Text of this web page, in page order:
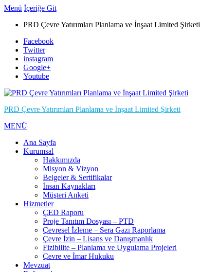
Menü İçeriğe Git
PRD Çevre Yatırımları Planlama ve İnşaat Limited Şirketi
Facebook
Twitter
instagram
Google+
Youtube
PRD Çevre Yatırımları Planlama ve İnşaat Limited Şirketi
MENÜ
Ana Sayfa
Kurumsal
Hakkımızda
Misyon & Vizyon
Belgeler & Sertifikalar
İnsan Kaynakları
Müşteri Anketi
Hizmetler
ÇED Raporu
Proje Tanıtım Dosyası – PTD
Çevresel İzleme – Sera Gazı Raporlama
Çevre İzin – Lisans ve Danışmanlık
Fizibilite – Planlama ve Uygulama Projeleri
Çevre ve İmar Hukuku
Mevzuat